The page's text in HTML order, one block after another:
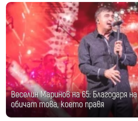
Веселин Маринов на 65: Благодаря
обичат това, което правя